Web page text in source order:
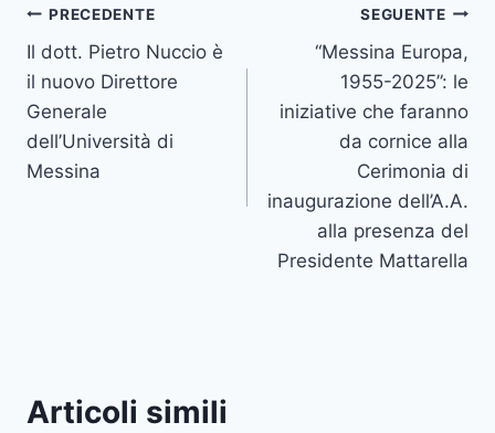
Navigazione
articoli
PRECEDENTE
Il dott. Pietro Nuccio è
il nuovo Direttore
Generale
dell’Università di
Messina
SEGUENTE
“Messina Europa,
1955-2025”: le
iniziative che faranno
da cornice alla
Cerimonia di
inaugurazione dell’A.A.
alla presenza del
Presidente Mattarella
Articoli simili